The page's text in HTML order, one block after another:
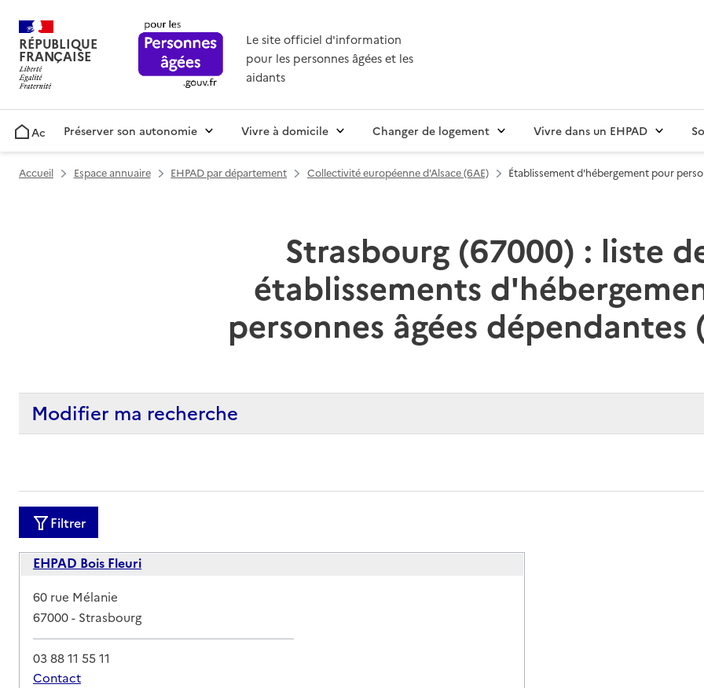
RÉPUBLIQUE
FRANÇAISE
Le site officiel d'information
pour les personnes âgées et les
aidants
AccueilPréserver son autonomie Vivre à domicile Changer de logement Vivre dans un EHPAD
Accueil Espace annuaire EHPAD par département Collectivité européenne d'Alsace (6AE) Établissement d'hébergement pour
Strasbourg (67000) : liste
établissements
personnes âgées dépendantes
Modifier ma recherche
Filtrer
EHPAD Bois Fleuri
Adresse
60 rue Mélanie
67000- Strasbourg
03 88 11 55 11
Contact